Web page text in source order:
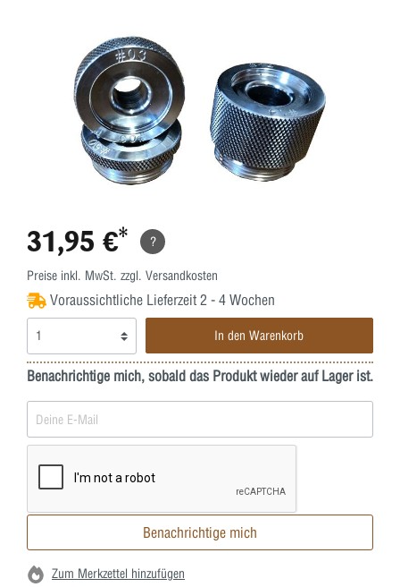
31,95 €* ?
Preise inkl. MwSt. zzgl. Versandkosten
Voraussichtliche Lieferzeit 2 - 4 Wochen
In den Warenkorb
Benachrichtige mich, sobald das Produkt wieder auf Lager ist.
Benachrichtige mich
Zum Merkzettel hinzufügen